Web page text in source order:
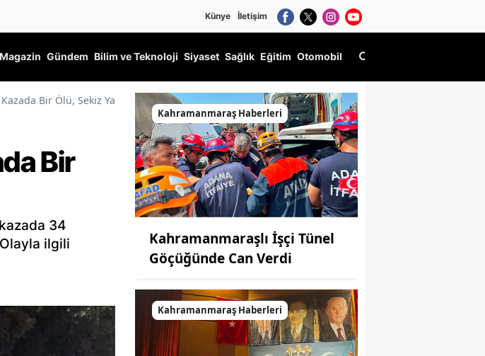
Künye İletişim
Magazin Gündem Bilim ve Teknoloji Siyaset Sağlık Eğitim Otomobil
Bir Ölü, Sekiz Yaralı
Bir
34
ilgili
Kahramanmaraş Haberleri
Kahramanmaraşlı İşçi Tünel
Göçüğünde Can Verdi
Kahramanmaraş Haberleri